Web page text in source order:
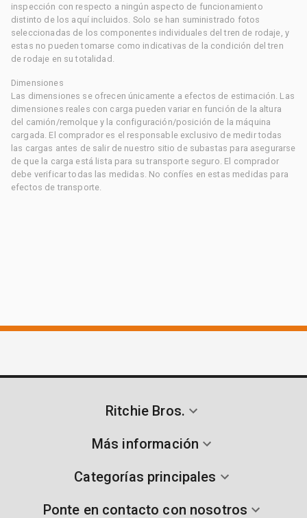
inspección con respecto a ningún aspecto de funcionamiento
distinto de los aquí incluidos. Solo se han suministrado fotos
seleccionadas de los componentes individuales del tren de rodaje, y
estas no pueden tomarse como indicativas de la condición del tren
de rodaje en su totalidad.
Dimensiones
Las dimensiones se ofrecen únicamente a efectos de estimación. Las
dimensiones reales con carga pueden variar en función de la altura
del camión/remolque y la configuración/posición de la máquina
cargada. El comprador es el responsable exclusivo de medir todas
las cargas antes de salir de nuestro sitio de subastas para asegurarse
de que la carga está lista para su transporte seguro. El comprador
debe verificar todas las medidas. No confíes en estas medidas para
efectos de transporte.
Ritchie Bros.
Más información
Categorías principales
Ponte en contacto con nosotros